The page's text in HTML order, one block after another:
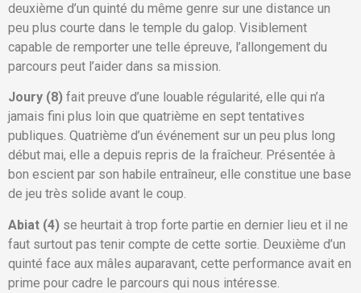
deuxième d’un quinté du même genre sur une distance un
peu plus courte dans le temple du galop. Visiblement
capable de remporter une telle épreuve, l’allongement du
parcours peut l’aider dans sa mission.
Joury (8) fait preuve d’une louable régularité, elle qui n’a
jamais fini plus loin que quatrième en sept tentatives
publiques. Quatrième d’un événement sur un peu plus long
début mai, elle a depuis repris de la fraîcheur. Présentée à
bon escient par son habile entraîneur, elle constitue une base
de jeu très solide avant le coup.
Abiat (4) se heurtait à trop forte partie en dernier lieu et il ne
faut surtout pas tenir compte de cette sortie. Deuxième d’un
quinté face aux mâles auparavant, cette performance avait en
prime pour cadre le parcours qui nous intéresse.